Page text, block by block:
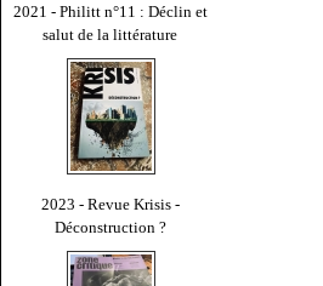
2021 - Philitt n°11 : Déclin et
salut de la littérature
2023 - Revue Krisis -
Déconstruction ?